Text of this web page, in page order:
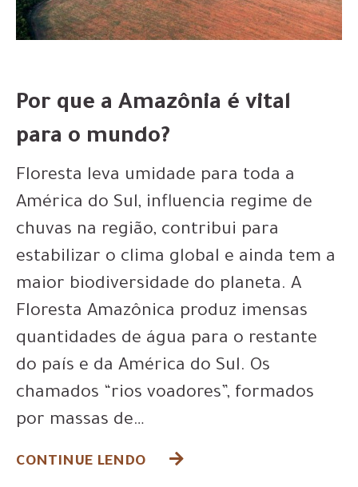
Por que a Amazônia é vital
para o mundo?
Floresta leva umidade para toda a
América do Sul, influencia regime de
chuvas na região, contribui para
estabilizar o clima global e ainda tem a
maior biodiversidade do planeta. A
Floresta Amazônica produz imensas
quantidades de água para o restante
do país e da América do Sul. Os
chamados “rios voadores”, formados
por massas de…
CONTINUE LENDO